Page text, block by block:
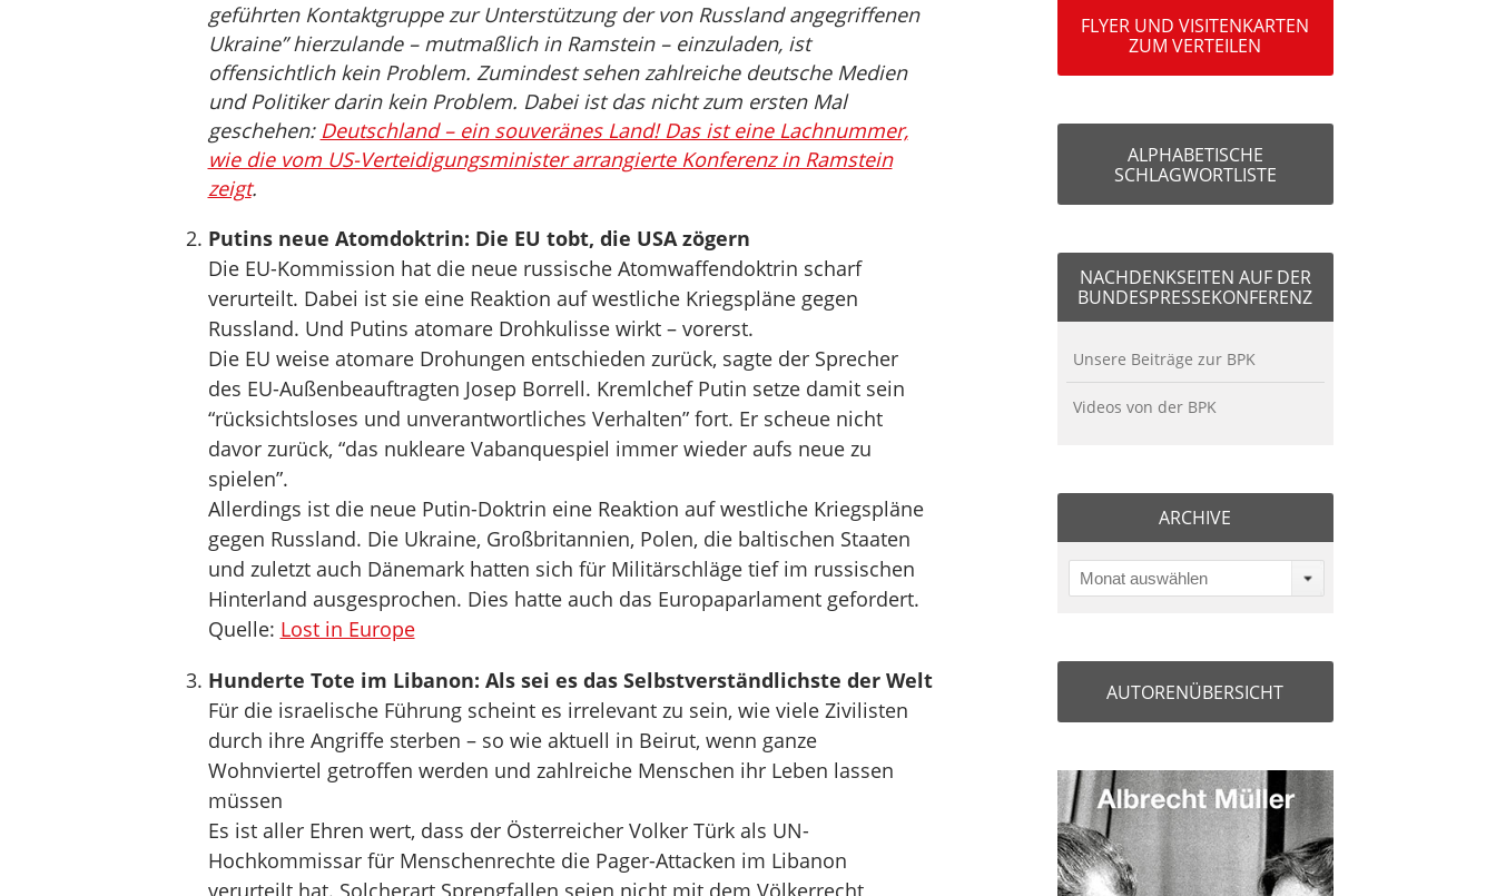
geführten Kontaktgruppe zur Unterstützung der von Russland angegriffenen
Ukraine” hierzulande – mutmaßlich in Ramstein – einzuladen, ist
offensichtlich kein Problem. Zumindest sehen zahlreiche deutsche Medien
und Politiker darin kein Problem. Dabei ist das nicht zum ersten Mal
geschehen: Deutschland – ein souveränes Land! Das ist eine Lachnummer,
wie die vom US-Verteidigungsminister arrangierte Konferenz in Ramstein
zeigt.
Putins neue Atomdoktrin: Die EU tobt, die USA zögern
Die EU-Kommission hat die neue russische Atomwaffendoktrin scharf
verurteilt. Dabei ist sie eine Reaktion auf westliche Kriegspläne gegen
Russland. Und Putins atomare Drohkulisse wirkt – vorerst.
Die EU weise atomare Drohungen entschieden zurück, sagte der Sprecher
des EU-Außenbeauftragten Josep Borrell. Kremlchef Putin setze damit sein
“rücksichtsloses und unverantwortliches Verhalten” fort. Er scheue nicht
davor zurück, “das nukleare Vabanquespiel immer wieder aufs neue zu
spielen”.
Allerdings ist die neue Putin-Doktrin eine Reaktion auf westliche Kriegspläne
gegen Russland. Die Ukraine, Großbritannien, Polen, die baltischen Staaten
und zuletzt auch Dänemark hatten sich für Militärschläge tief im russischen
Hinterland ausgesprochen. Dies hatte auch das Europaparlament gefordert.
Quelle: Lost in Europe
Hunderte Tote im Libanon: Als sei es das Selbstverständlichste der Welt
Für die israelische Führung scheint es irrelevant zu sein, wie viele Zivilisten
durch ihre Angriffe sterben – so wie aktuell in Beirut, wenn ganze
Wohnviertel getroffen werden und zahlreiche Menschen ihr Leben lassen
müssen
Es ist aller Ehren wert, dass der Österreicher Volker Türk als UN-
Hochkommissar für Menschenrechte die Pager-Attacken im Libanon
verurteilt hat. Solcherart Sprengfallen seien nicht mit dem Völkerrecht
FLYER UND VISITENKARTEN
ZUM VERTEILEN
ALPHABETISCHE
SCHLAGWORTLISTE
NACHDENKSEITEN AUF DER
BUNDESPRESSEKONFERENZ
Unsere Beiträge zur BPK
Videos von der BPK
ARCHIVE
Monat auswählen
AUTORENÜBERSICHT